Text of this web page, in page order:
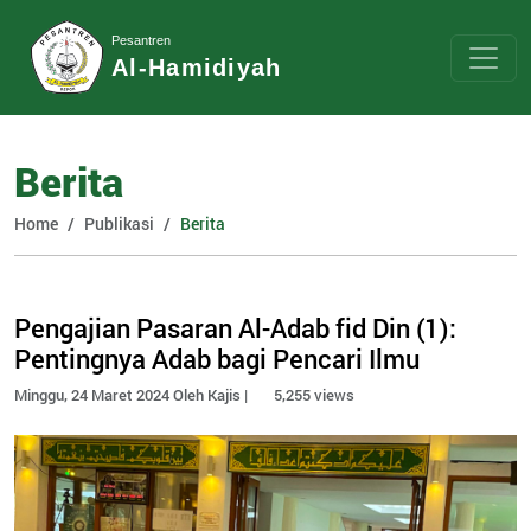
Pesantren
Al-Hamidiyah
Berita
Home Publikasi Berita
Pengajian Pasaran Al-Adab fid Din (1):
Pentingnya Adab bagi Pencari Ilmu
Minggu, 24 Maret 2024 Oleh Kajis | 5,255 views